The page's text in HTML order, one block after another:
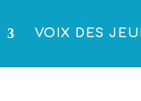
VOIX DES